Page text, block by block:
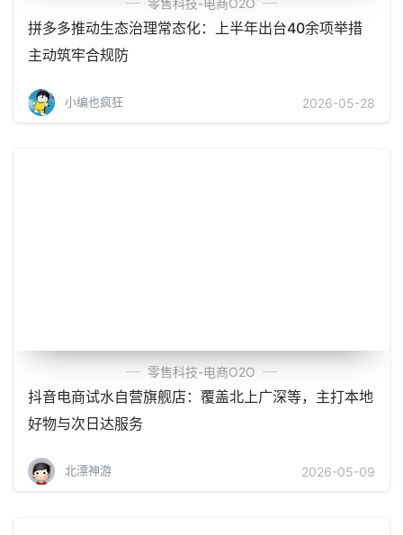
零售科技-电商O2O
拼多多推动生态治理常态化：上半年出台40余项举措
主动筑牢合规防
小编也疯狂 2026-05-28
零售科技-电商O2O
抖音电商试水自营旗舰店：覆盖北上广深等，主打本地
好物与次日达服务
北漂神游 2026-05-09